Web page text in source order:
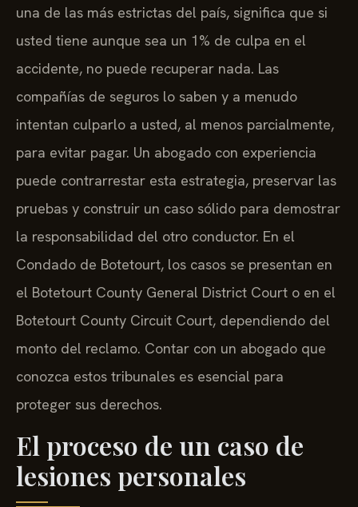
una de las más estrictas del país, significa que si
usted tiene aunque sea un 1% de culpa en el
accidente, no puede recuperar nada. Las
compañías de seguros lo saben y a menudo
intentan culparlo a usted, al menos parcialmente,
para evitar pagar. Un abogado con experiencia
puede contrarrestar esta estrategia, preservar las
pruebas y construir un caso sólido para demostrar
la responsabilidad del otro conductor. En el
Condado de Botetourt, los casos se presentan en
el Botetourt County General District Court o en el
Botetourt County Circuit Court, dependiendo del
monto del reclamo. Contar con un abogado que
conozca estos tribunales es esencial para
proteger sus derechos.
El proceso de un caso de
lesiones personales